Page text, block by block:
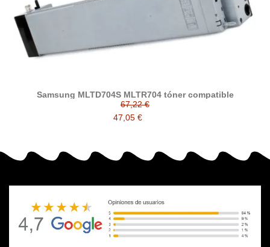
Samsung MLTD704S MLTR704 tóner compatible
67,22 €
47,05 €